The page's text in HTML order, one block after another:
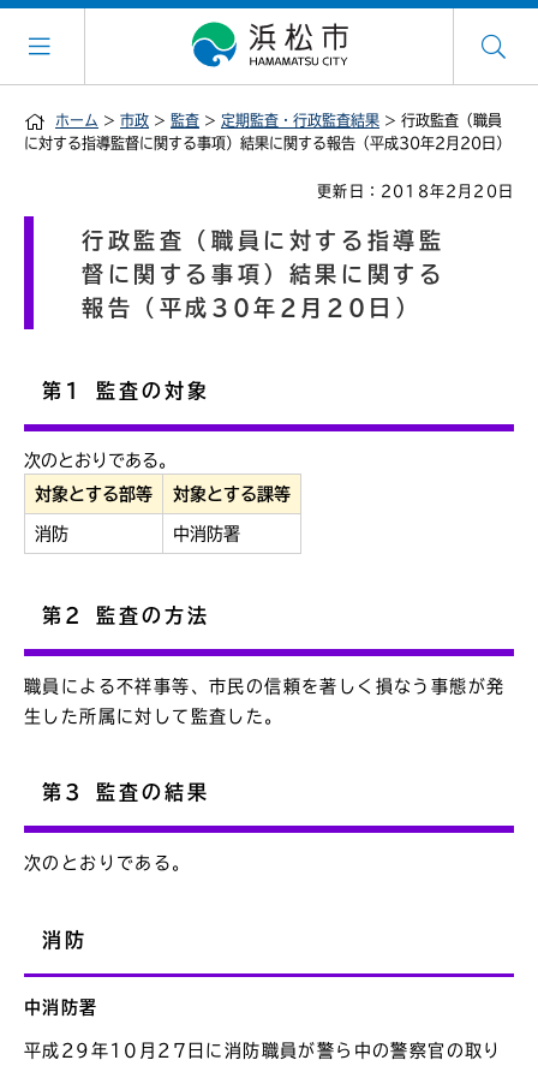
ホーム > 市政 > 監査 > 定期監査・行政監査結果 > 行政監査（職員
に対する指導監督に関する事項）結果に関する報告（平成30年2月20日）
更新日：2018年2月20日
行政監査（職員に対する指導監
督に関する事項）結果に関する
報告（平成30年2月20日）
第1 監査の対象
次のとおりである。
対象とする部等
対象とする課等
消防 中消防署
第2 監査の方法
職員による不祥事等、市民の信頼を著しく損なう事態が発
生した所属に対して監査した。
第3 監査の結果
次のとおりである。
消防
中消防署
平成29年10月27日に消防職員が警ら中の警察官の取り